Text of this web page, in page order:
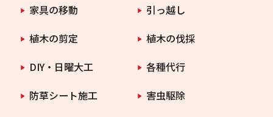
家具の移動
引っ越し
植木の剪定
植木の伐採
DIY・日曜大工
各種代行
防草シート施工
害虫駆除